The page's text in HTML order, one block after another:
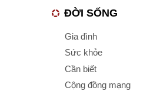
ĐỜI SỐNG
Gia đình
Sức khỏe
Cần biết
Cộng đồng mạng